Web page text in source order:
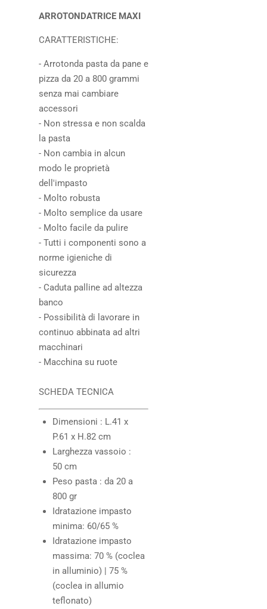
ARROTONDATRICE MAXI
CARATTERISTICHE:
- Arrotonda pasta da pane e
pizza da 20 a 800 grammi
senza mai cambiare
accessori
- Non stressa e non scalda
la pasta
- Non cambia in alcun
modo le proprietà
dell'impasto
- Molto robusta
- Molto semplice da usare
- Molto facile da pulire
- Tutti i componenti sono a
norme igieniche di
sicurezza
- Caduta palline ad altezza
banco
- Possibilità di lavorare in
continuo abbinata ad altri
macchinari
- Macchina su ruote
SCHEDA TECNICA
Dimensioni : L.41 x
P.61 x H.82 cm
Larghezza vassoio :
50 cm
Peso pasta : da 20 a
800 gr
Idratazione impasto
minima: 60/65 %
Idratazione impasto
massima: 70 % (coclea
in alluminio) | 75 %
(coclea in allumio
teflonato)